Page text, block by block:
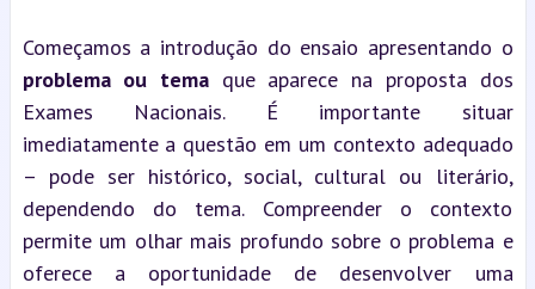
problema ou tema que aparece na proposta dos
Exames Nacionais. É importante situar
imediatamente a questão em um contexto adequado
– pode ser histórico, social, cultural ou literário,
dependendo do tema. Compreender o contexto
permite um olhar mais profundo sobre o problema e
oferece a oportunidade de desenvolver uma